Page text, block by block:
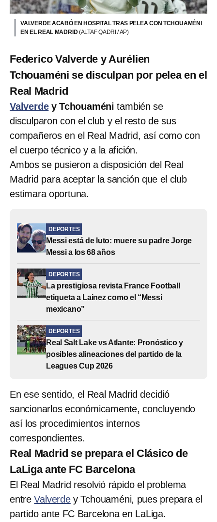
VALVERDE ACABÓ EN HOSPITAL TRAS PELEA CON TCHOUAMÉNI
EN EL REAL MADRID(ALTAF QADRI / AP)
Federico Valverde y Aurélien
Tchouaméni se disculpan por pelea en el
Real Madrid
Valverdey Tchouaméni también se
disculparon con el club y el resto de sus
compañeros en el Real Madrid, así como con
el cuerpo técnico y a la afición.
Ambos se pusieron a disposición del Real
Madrid para aceptar la sanción que el club
estimara oportuna.
DEPORTES
Messi está de luto: muere su padre Jorge
Messi a los 68 años
DEPORTES
La prestigiosa revista France Football
etiqueta a Lainez como el “Messi
mexicano”
DEPORTES
Real Salt Lake vs Atlante: Pronóstico y
posibles alineaciones del partido de la
Leagues Cup 2026
En ese sentido, el Real Madrid decidió
sancionarlos económicamente, concluyendo
así los procedimientos internos
correspondientes.
Real Madrid se prepara el Clásico de
LaLiga ante FC Barcelona
El Real Madrid resolvió rápido el problema
entreValverdey Tchouaméni, pues prepara el
partido ante FC Barcelona en LaLiga.